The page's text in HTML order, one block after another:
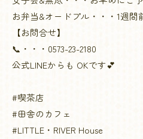
お弁当&オードプル・・・1週間
【お問合せ】
📞・・・0573-23-2180
公式LINEからも OKです💕
#喫茶店
#田舎のカフェ
#LITTLE・RIVER House